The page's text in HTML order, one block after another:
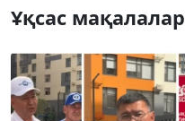
Ұқсас мақалалар